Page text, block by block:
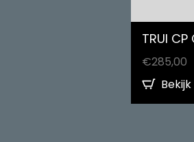
TRUI CP
€285,00